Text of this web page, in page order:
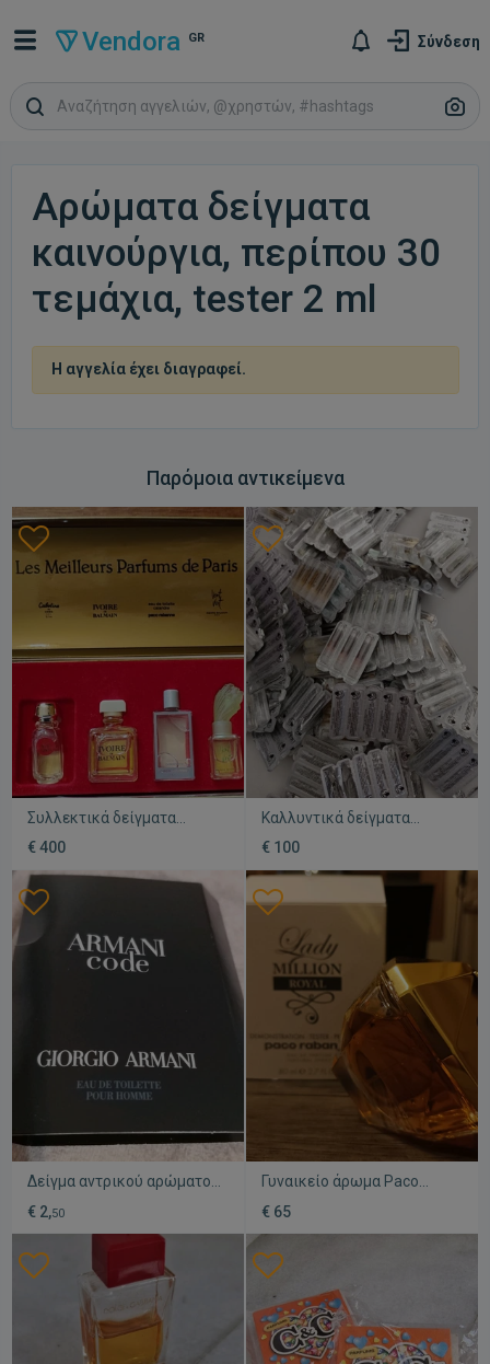
Vendora GR Σύνδεση
Αρώματα δείγματα
καινούργια, περίπου 30
τεμάχια, tester 2 ml
Η αγγελία έχει διαγραφεί.
Παρόμοια αντικείμενα
Συλλεκτικά δείγματα
αρωμάτων μεταχειρισμένα
από τη δεκαετία του 90
€ 400
Καλλυντικά δείγματα
αρωμάτων καινούργια,
πακέτο 252 τεμάχια
€ 100
Δείγμα αντρικού αρώματος
€ 2,50
Γυναικείο άρωμα Paco
καινούργιο tester
€ 65